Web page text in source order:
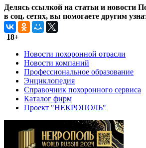
Делясь ссылкой на статьи и новости
в соц. сетях, вы помогаете другим
18+
Новости похоронной отрасли
Новости компаний
Профессиональное образование
Энциклопедия
Справочник похоронного сервиса
Каталог фирм
Проект "НЕКРОПОЛЬ"